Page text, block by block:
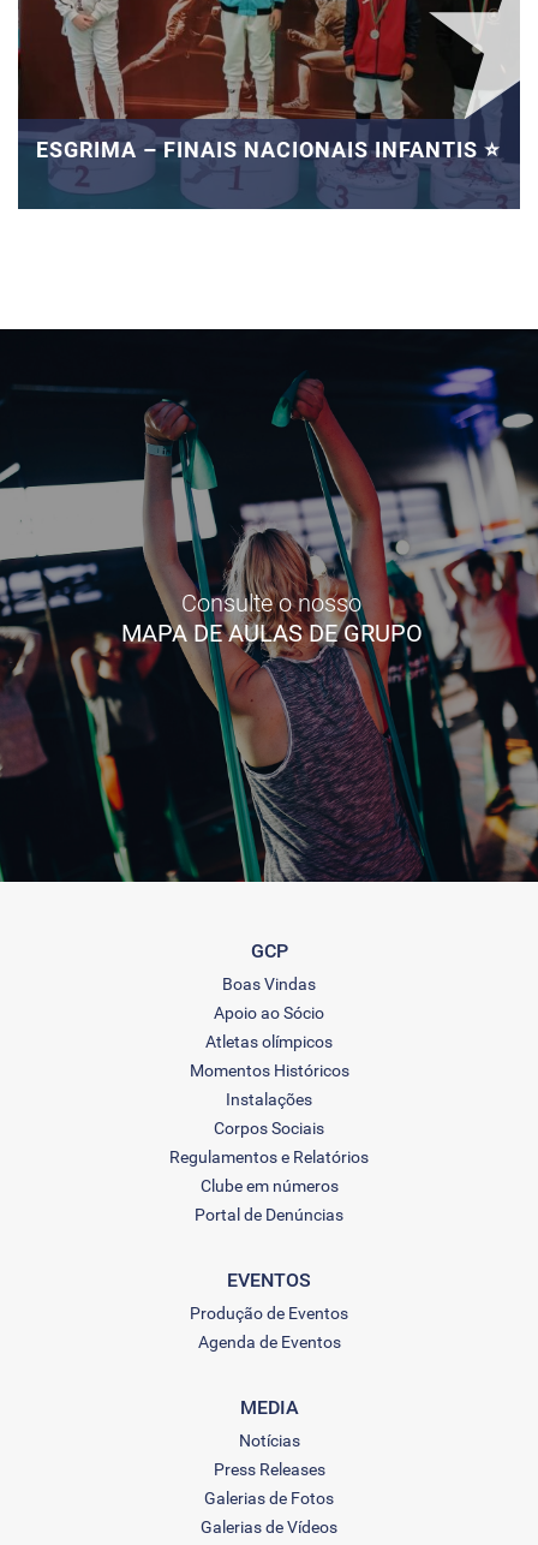
ESGRIMA – FINAIS NACIONAIS INFANTIS ⭐
Consulte o nosso
MAPA DE AULAS DE GRUPO
GCP
Boas Vindas
Apoio ao Sócio
Atletas olímpicos
Momentos Históricos
Instalações
Corpos Sociais
Regulamentos e Relatórios
Clube em números
Portal de Denúncias
EVENTOS
Produção de Eventos
Agenda de Eventos
MEDIA
Notícias
Press Releases
Galerias de Fotos
Galerias de Vídeos